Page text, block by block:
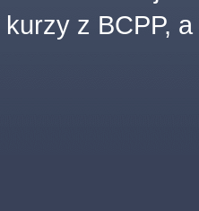
kurzy z BCPP,